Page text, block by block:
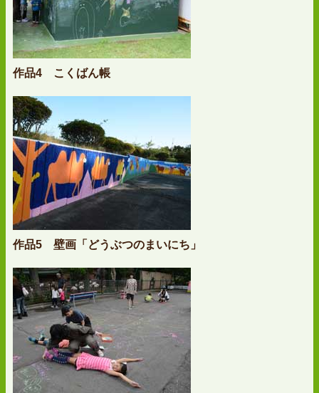
作品4 こくばん帳
作品5 壁画「どうぶつのまいにち」